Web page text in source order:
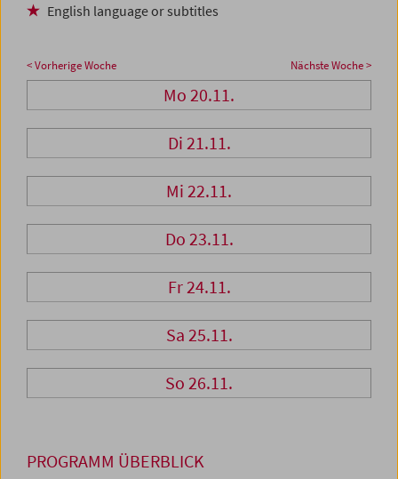
English language or subtitles
< Vorherige Woche Nächste Woche >
Mo 20.11.
Di 21.11.
Mi 22.11.
Do 23.11.
Fr 24.11.
Sa 25.11.
So 26.11.
PROGRAMM ÜBERBLICK